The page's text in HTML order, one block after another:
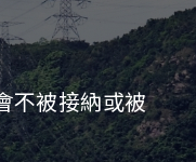
不被接納或被